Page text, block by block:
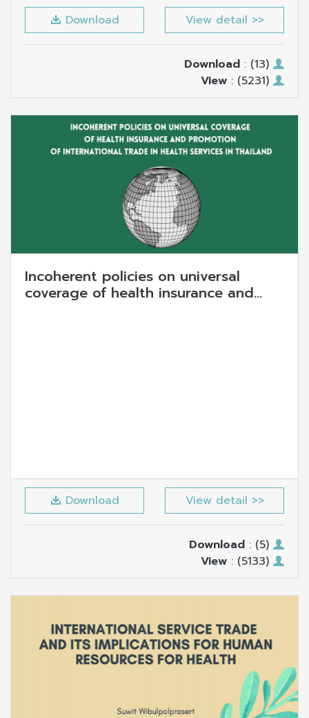
Download View detail >>
Download : (13)
View : (5231)
Incoherent policies on universal
coverage of health insurance and
Download View detail >>
Download : (5)
View : (5133)